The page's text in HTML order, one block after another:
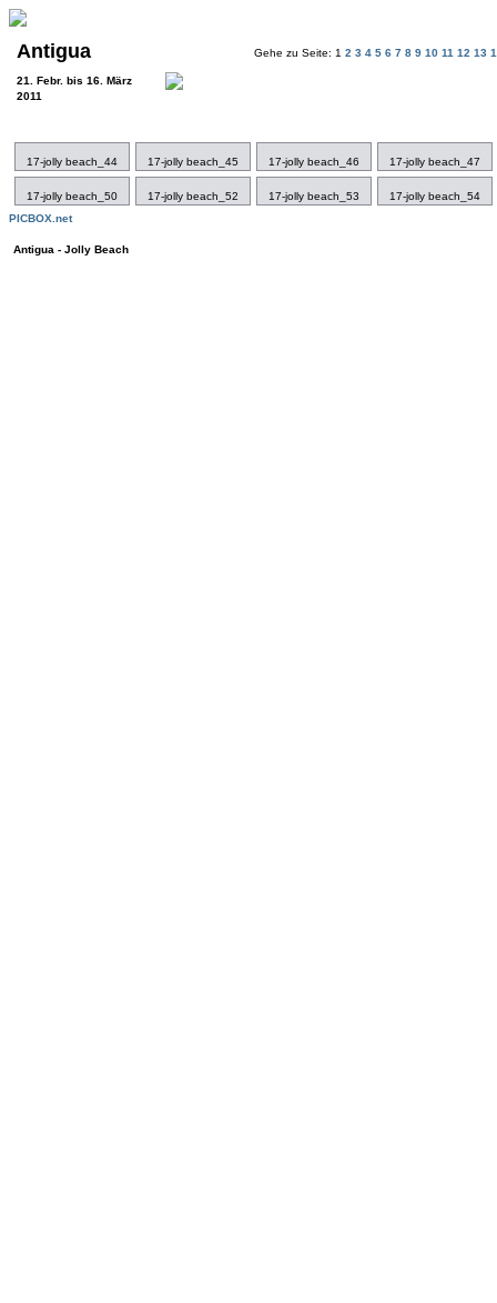
Antigua
21. Febr. bis 16. März
2011
Gehe zu Seite: 12345678910111213
17-jolly beach_44 17-jolly beach_45 17-jolly beach_46 17-jolly beach_47
17-jolly beach_50 17-jolly beach_52 17-jolly beach_53
17-jolly beach_54
PICBOX.net
Antigua - Jolly Beach